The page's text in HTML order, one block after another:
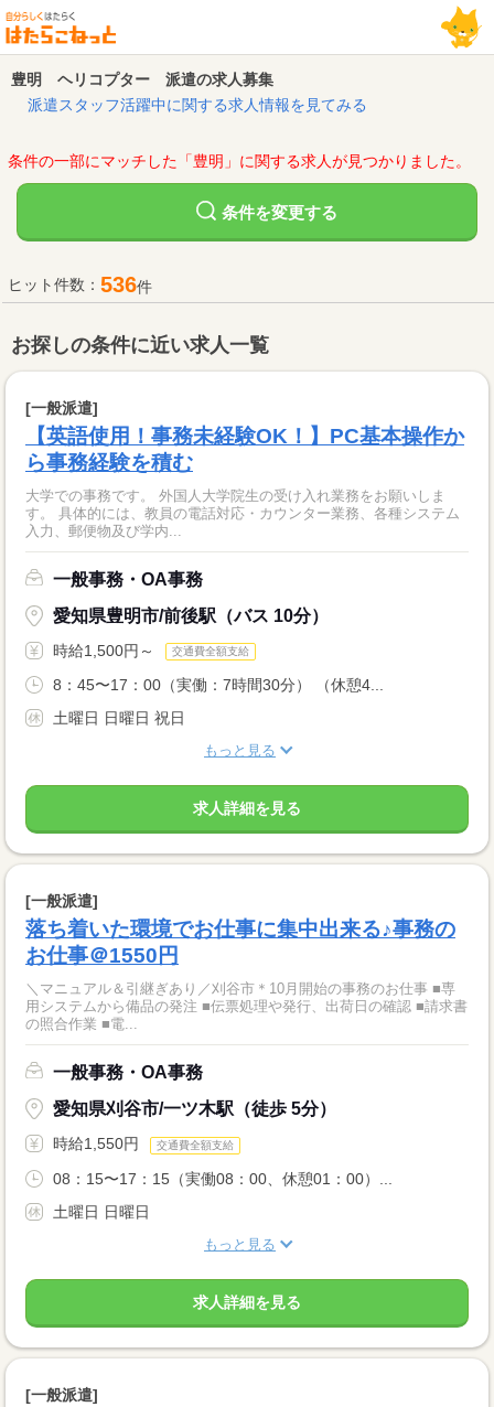
豊明 ヘリコプター 派遣の求人募集
派遣スタッフ活躍中に関する求人情報を見てみる
条件の一部にマッチした「豊明」に関する求人が見つかりました。
条件を変更する
ヒット件数： 536件
お探しの条件に近い求人一覧
[一般派遣]
【英語使用！事務未経験OK！】PC基本操作か
ら事務経験を積む
大学での事務です。 外国人大学院生の受け入れ業務をお願いしま
す。 具体的には、教員の電話対応・カウンター業務、各種システム
入力、郵便物及び学内...
一般事務・OA事務
愛知県豊明市/前後駅（バス 10分）
時給1,500円～ 交通費全額支給
8：45〜17：00（実働：7時間30分） （休憩4...
土曜日 日曜日 祝日
もっと見る
求人詳細を見る
[一般派遣]
落ち着いた環境でお仕事に集中出来る♪事務の
お仕事＠1550円
＼マニュアル＆引継ぎあり／刈谷市＊10月開始の事務のお仕事 ■専
用システムから備品の発注 ■伝票処理や発行、出荷日の確認 ■請求書
の照合作業 ■電...
一般事務・OA事務
愛知県刈谷市/一ツ木駅（徒歩 5分）
時給1,550円 交通費全額支給
08：15〜17：15（実働08：00、休憩01：00）...
土曜日 日曜日
もっと見る
求人詳細を見る
[一般派遣]